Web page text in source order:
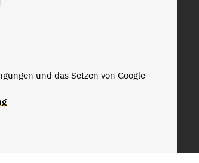
und das Setzen von Google-